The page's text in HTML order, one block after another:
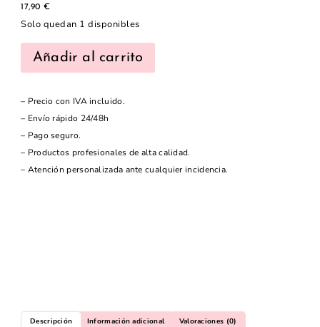
17,90 €
Solo quedan 1 disponibles
Añadir al carrito
– Precio con IVA incluido.
– Envío rápido 24/48h
– Pago seguro.
– Productos profesionales de alta calidad.
– Atención personalizada ante cualquier incidencia.
Descripción Información adicional Valoraciones (0)